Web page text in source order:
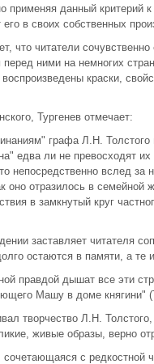
применяя данный критерий
в своих собственных
что читатели
перед ними на немногих
краски,
Тургенев отмечает:
графа Л.Н. Толстого
едва ли не превосходят
непосредственно вслед за
оно отразилось в семейной
в замкнутый круг
заставляет читателя
остаются в памяти, а
правдой дышат все эти
Машу в доме княгини"
творчество Л.Н.
живые образы, верно
с редкостной